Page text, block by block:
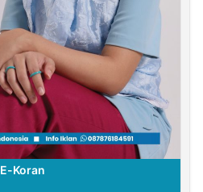
E-Koran